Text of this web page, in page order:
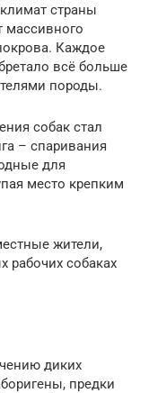
страны
массивного
Каждое
всё больше
породы.
собак стал
– спаривания
для
место крепким
жители,
рабочих собаках
диких
предки